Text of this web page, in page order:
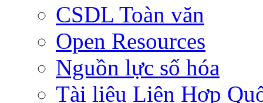
CSDL Toàn văn
Open Resources
Nguồn lực số hóa
Tài liệu Liên Hợp